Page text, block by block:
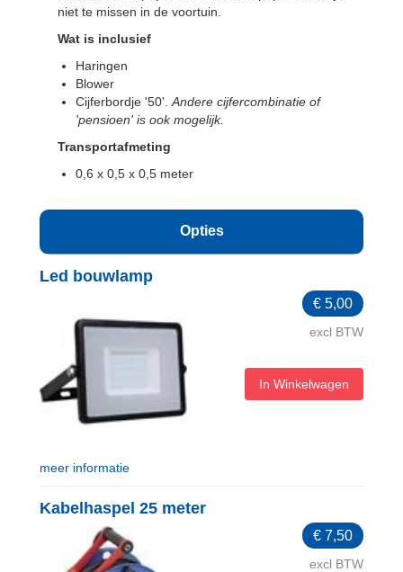
niet te missen in de voortuin.
Wat is inclusief
Haringen
Blower
Cijferbordje '50'. Andere cijfercombinatie of
'pensioen' is ook mogelijk.
Transportafmeting
0,6 x 0,5 x 0,5 meter
Opties
Led bouwlamp
€ 5,00
excl BTW
In Winkelwagen
meer informatie
Kabelhaspel 25 meter
€ 7,50
excl BTW